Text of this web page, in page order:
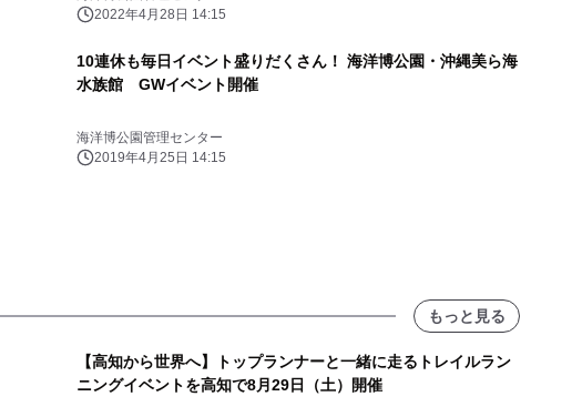
2022年4月28日 14:15
10連休も毎日イベント盛りだくさん！ 海洋博公園・沖縄美ら海
水族館 GWイベント開催
海洋博公園管理センター
2019年4月25日 14:15
もっと見る
【高知から世界へ】トップランナーと一緒に走るトレイルラン
ニングイベントを高知で8月29日（土）開催